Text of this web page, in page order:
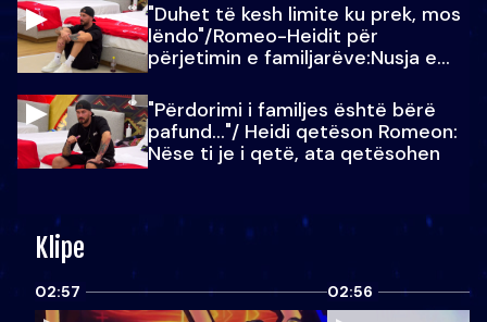
"Duhet të kesh limite ku prek, mos
lëndo"/Romeo-Heidit për
përjetimin e familjarëve:Nusja e
"Përdorimi i familjes është bërë
pafund…"/ Heidi qetëson Romeon:
Nëse ti je i qetë, ata qetësohen
Klipe
02:57 02:56